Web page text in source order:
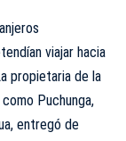
viajar hacia
propietaria de la
Puchunga,
entregó de